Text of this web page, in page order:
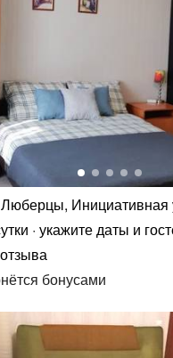
Люберцы, Инициативная
укажите даты и
бонусами